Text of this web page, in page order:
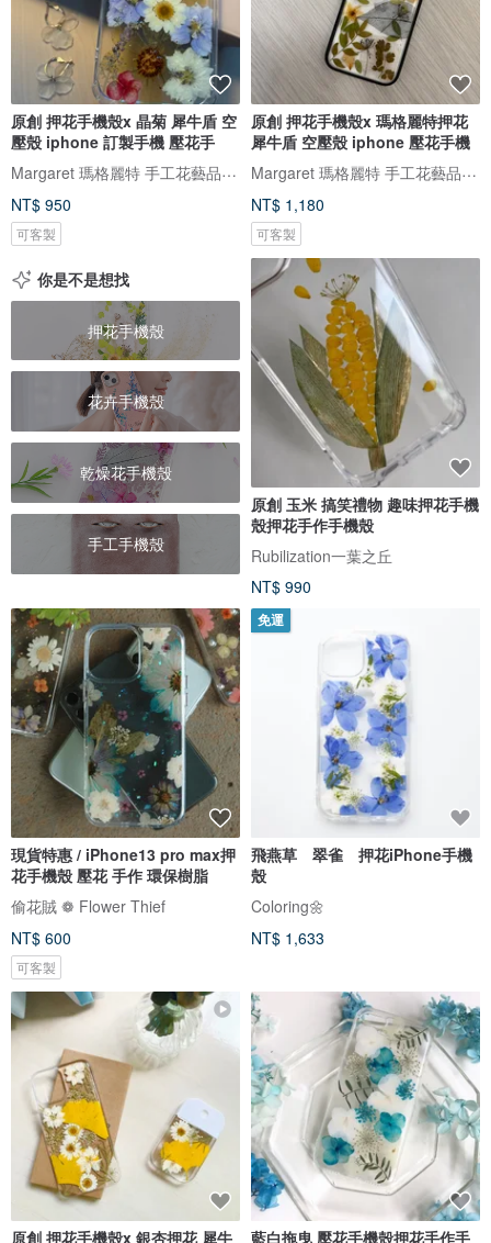
原創 押花手機殼x 晶菊 犀牛盾 空
壓殼 iphone 訂製手機 壓花手
Margaret 瑪格麗特 手工花藝品 ｜押花｜手機殼｜酒精瓶｜婚禮小物
NT$ 950
可客製
原創 押花手機殼x 瑪格麗特押花
犀牛盾 空壓殼 iphone 壓花手機
Margaret 瑪格麗特 手工花藝品 ｜押花｜手機殼｜酒精瓶｜婚禮小物
NT$ 1,180
可客製
你是不是想找
押花手機殼
花卉手機殼
乾燥花手機殼
手工手機殼
原創 玉米 搞笑禮物 趣味押花手機
殼押花手作手機殼
Rubilization一葉之丘
NT$ 990
現貨特惠 / iPhone13 pro max押
花手機殼 壓花 手作 環保樹脂
偷花賊 ❁ Flower Thief
NT$ 600
可客製
免運
飛燕草 翠雀 押花iPhone手機
殼
Coloring🌼
NT$ 1,633
原創 押花手機殼x 銀杏押花 犀牛
藍白拖曳 壓花手機殼押花手作手